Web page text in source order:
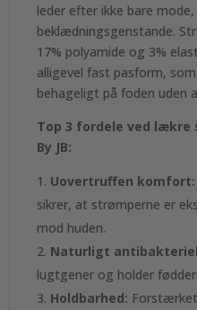
leder efter ikke bare
beklædningsgenstande.
17% polyamide og 3%
alligevel fast pasform,
behageligt på foden uden
Top 3 fordele ved
By JB:
Uovertruffen komfort:
sikrer, at strømperne er
mod huden.
Naturligt
lugtgener og holder
Holdbarhed: